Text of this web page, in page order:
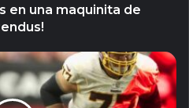
en una maquinita de